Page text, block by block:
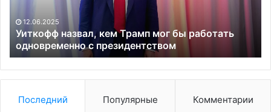
одновременно
президентством
12.06.2025
Уиткофф назвал, кем Трамп мог бы работать
одновременно с президентством
Последний Популярные Комментарии